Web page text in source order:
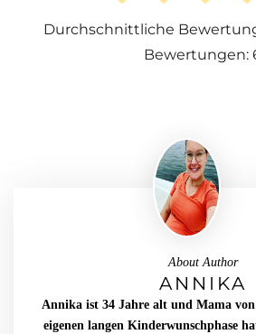
Durchschnittliche
Bewertungen:
About Author
ANNIKA
Annika ist 34 Jahre alt und Mama
eigenen langen Kinderwunschphase